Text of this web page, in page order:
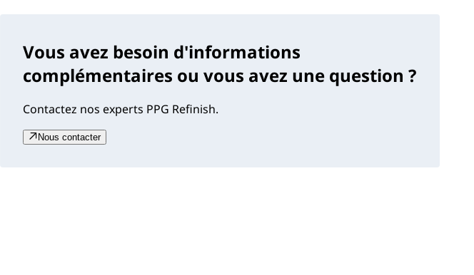
Vous avez besoin d'informations
complémentaires ou vous avez une question ?
Contactez nos experts PPG Refinish.
Nous contacter